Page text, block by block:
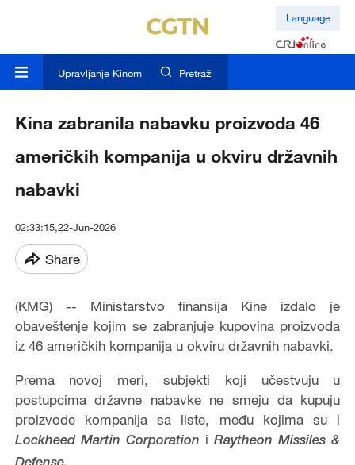
Language
Upravljanje Kinom Pretraži
Kina zabranila nabavku proizvoda 46
američkih kompanija u okviru državnih
nabavki
02:33:15,22-Jun-2026
Share
(KMG) -- Ministarstvo finansija Kine izdalo je
obaveštenje kojim se zabranjuje kupovina proizvoda
iz 46 američkih kompanija u okviru državnih nabavki.
Prema novoj meri, subjekti koji učestvuju u
postupcima državne nabavke ne smeju da kupuju
proizvode kompanija sa liste, među kojima su i
Lockheed Martin Corporation iRaytheon Missiles &